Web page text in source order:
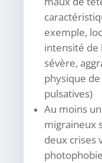
exemple,
intensité de
sévère,
physique
pulsatives)
Au moins
migraineux
deux crises